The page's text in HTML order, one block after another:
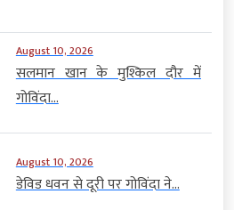
August 10, 2026
सलमान खान के मुश्किल दौर में
गोविंदा...
August 10, 2026
डेविड धवन से दूरी पर गोविंदा ने...